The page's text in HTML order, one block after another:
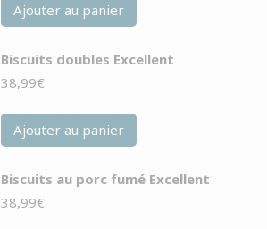
Ajouter au panier
Biscuits doubles Excellent
38,99€
Ajouter au panier
Biscuits au porc fumé Excellent
38,99€